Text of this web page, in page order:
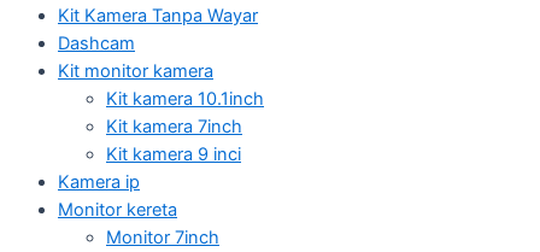
Kit Kamera Tanpa Wayar
Dashcam
Kit monitor kamera
Kit kamera 10.1inch
Kit kamera 7inch
Kit kamera 9 inci
Kamera ip
Monitor kereta
Monitor 7inch